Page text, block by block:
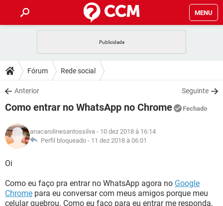
MENU
CELULAR
OUTLOOK
INSTAGRAM GMAIL
GUIA DE COMPRAS
DICAS
JOGOS
INSTAGRAM GMAIL
GUIA DE COMPRAS
DOWNLOADS
JOGOS WHATSAPP
CELULAR
OUTLOOK EXCEL
INSTAGRAM
JOGOS WHATSAPP
CELULAR
OUTLOOK
INSTAGRAM GMAIL
GUIA DE COMPRAS
GLOSSÁRIO
JOGOS
OUTLOOK EXCEL
Fórum Rede social
Anterior Seguinte
Como entrar no WhatsApp no Chrome Fechado
anacarolinesantossilva - 10 dez 2018 à 16:14
Perfil bloqueado - 11 dez 2018 à 06:01
Oi
Como eu faço pra entrar no WhatsApp agora no Google
Chrome para eu conversar com meus amigos porque meu
celular quebrou. Como eu faço para eu entrar me responda,